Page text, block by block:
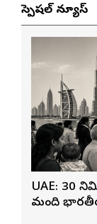
స్పెషల్ న్యూస్
UAE: 30
మంది